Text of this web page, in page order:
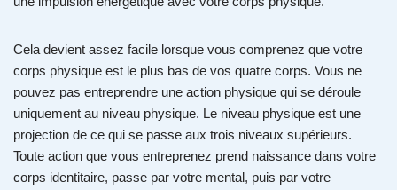
Cela devient assez facile lorsque vous comprenez que votre
corps physique est le plus bas de vos quatre corps. Vous ne
pouvez pas entreprendre une action physique qui se déroule
uniquement au niveau physique. Le niveau physique est une
projection de ce qui se passe aux trois niveaux supérieurs.
Toute action que vous entreprenez prend naissance dans votre
corps identitaire, passe par votre mental, puis par votre